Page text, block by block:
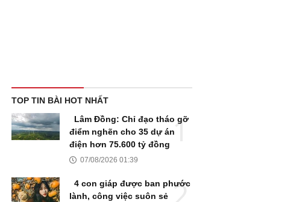
TOP TIN BÀI HOT NHẤT
Lâm Đồng: Chỉ đạo tháo gỡ
điểm nghẽn cho 35 dự án
điện hơn 75.600 tỷ đồng
07/08/2026 01:39
4 con giáp được ban phước
lành, công việc suôn sẻ